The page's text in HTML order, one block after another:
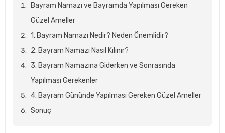
Bayram Namazı ve Bayramda Yapılması Gereken
Güzel Ameller
1. Bayram Namazı Nedir? Neden Önemlidir?
2. Bayram Namazı Nasıl Kılınır?
3. Bayram Namazına Giderken ve Sonrasında
Yapılması Gerekenler
4. Bayram Gününde Yapılması Gereken Güzel Ameller
Sonuç